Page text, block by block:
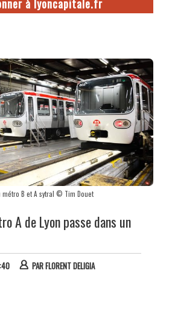
à lyoncapitale.fr
B et A sytral © Tim Douet
A de Lyon passe dans un
PARFLORENT DELIGIA